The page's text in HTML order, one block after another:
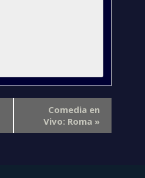
Comedia en
Vivo: Roma »